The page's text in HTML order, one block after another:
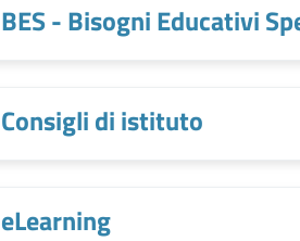
BES - Bisogni Educativi
Consigli di istituto
eLearning